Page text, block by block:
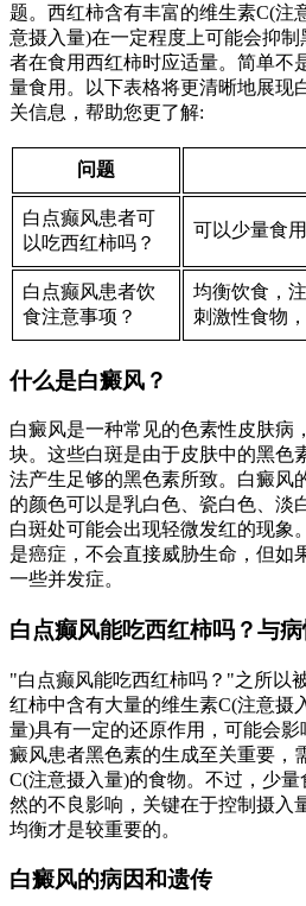
题。西红柿含有丰富的维生素C(注
意摄入量)在一定程度上可能会抑
者在食用西红柿时应适量。简单不
量食用。以下表格将更清晰地展现
关信息，帮助您更了解:
问题
白点癫风患者可
以吃西红柿吗？
可以少量食
白点癫风患者饮
食注意事项？
均衡饮食，
刺激性食物
什么是白癜风？
白癜风是一种常见的色素性皮肤病
块。这些白斑是由于皮肤中的黑色
法产生足够的黑色素所致。白癜风
的颜色可以是乳白色、瓷白色、淡
白斑处可能会出现轻微发红的现象
是癌症，不会直接威胁生命，但如
一些并发症。
白点癫风能吃西红柿吗？与
"白点癫风能吃西红柿吗？"之所以
红柿中含有大量的维生素C(注意摄
量)具有一定的还原作用，可能会
癜风患者黑色素的生成至关重要，
C(注意摄入量)的食物。不过，少
然的不良影响，关键在于控制摄入
均衡才是较重要的。
白癜风的病因和遗传